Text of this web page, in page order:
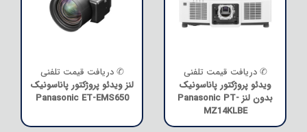
✆ دریافت قیمت تلفنی
ویدئو پروژکتور پاناسونیک
بدون لنز Panasonic PT-
MZ14KLBE
✆ دریافت قیمت تلفنی
لنز ویدئو پروژکتور پاناسونیک
Panasonic ET-EMS650